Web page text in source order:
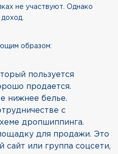
не участвуют. Однако
образом:
пользуется
продается.
нижнее белье.
с
дропшиппинга.
для продажи. Это
сайт или группа соцсети,